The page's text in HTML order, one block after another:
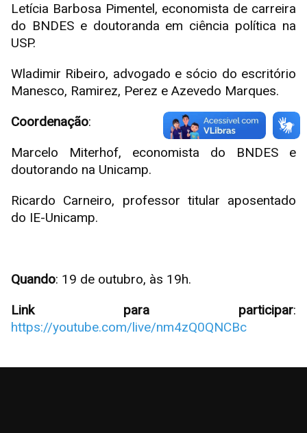
Letícia Barbosa Pimentel, economista de carreira
do BNDES e doutoranda em ciência política na
USP.
Wladimir Ribeiro, advogado e sócio do escritório
Manesco, Ramirez, Perez e Azevedo Marques.
Coordenação:
Marcelo Miterhof, economista do BNDES e
doutorando na Unicamp.
Ricardo Carneiro, professor titular aposentado
do IE-Unicamp.
Quando: 19 de outubro, às 19h.
Link para participar:
https://youtube.com/live/nm4zQ0QNCBc